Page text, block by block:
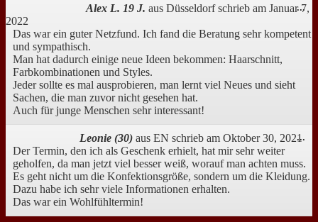
Alex L. 19 J. aus Düsseldorf schrieb am Januar 7,
2022
Das war ein guter Netzfund. Ich fand die Beratung sehr kompetent
und sympathisch.
Man hat dadurch einige neue Ideen bekommen: Haarschnitt,
Farbkombinationen und Styles.
Jeder sollte es mal ausprobieren, man lernt viel Neues und sieht
Sachen, die man zuvor nicht gesehen hat.
Auch für junge Menschen sehr interessant!
...
Leonie (30) aus EN schrieb am Oktober 30, 2021
Der Termin, den ich als Geschenk erhielt, hat mir sehr weiter
geholfen, da man jetzt viel besser weiß, worauf man achten muss.
Es geht nicht um die Konfektionsgröße, sondern um die Kleidung.
Dazu habe ich sehr viele Informationen erhalten.
Das war ein Wohlfühltermin!
...